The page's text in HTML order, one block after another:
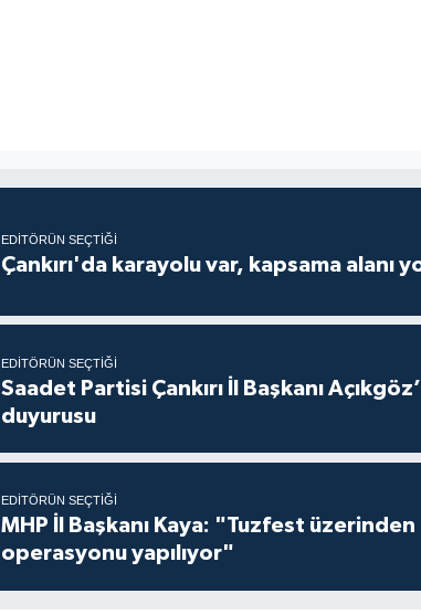
EDITÖRÜN SEÇTIĞI
Çankırı'da karayolu var, kapsama alanı
EDITÖRÜN SEÇTIĞI
Saadet Partisi Çankırı İl Başkanı
duyurusu
EDITÖRÜN SEÇTIĞI
MHP İl Başkanı Kaya: "Tuzfest üzerinden
operasyonu yapılıyor"